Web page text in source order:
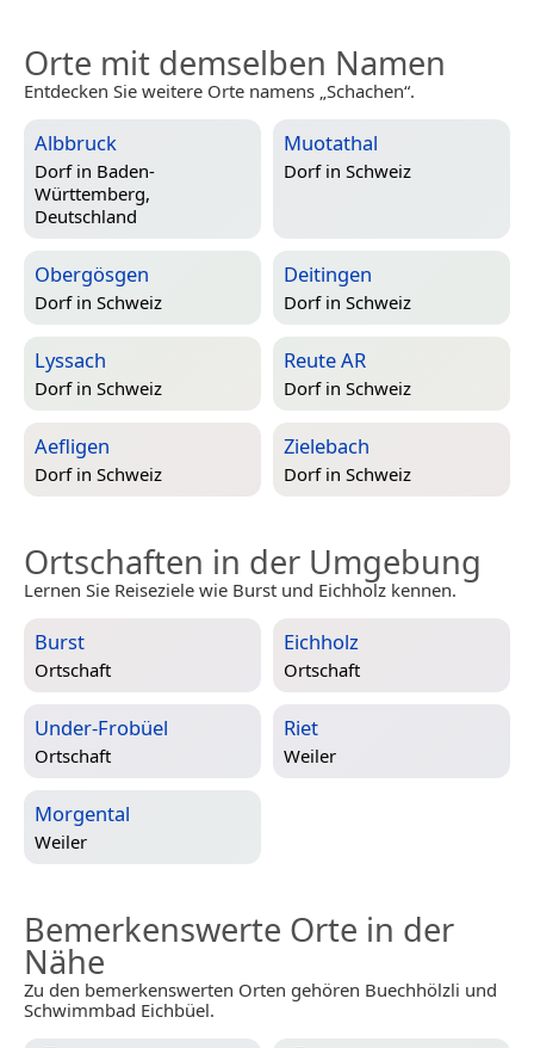
Orte mit demselben Namen
Entdecken Sie weitere Orte namens „Schachen“.
Albbruck
Dorf in Baden-
Württemberg,
Deutschland
Muotathal
Dorf in Schweiz
Obergösgen
Dorf in Schweiz
Deitingen
Dorf in Schweiz
Lyssach
Dorf in Schweiz
Reute AR
Dorf in Schweiz
Aefligen
Dorf in Schweiz
Zielebach
Dorf in Schweiz
Ortschaften in der Umgebung
Lernen Sie Reiseziele wie Burst und Eichholz kennen.
Burst
Ortschaft
Eichholz
Ortschaft
Under-Frobüel
Ortschaft
Riet
Weiler
Morgental
Weiler
Bemerkenswerte Orte in der
Nähe
Zu den bemerkenswerten Orten gehören Buechhölzli und
Schwimmbad Eichbüel.